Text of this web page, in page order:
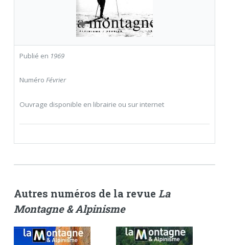
Publié en 1969
Numéro Février
Ouvrage disponible en librairie ou sur internet
Autres numéros de la revue La
Montagne & Alpinisme